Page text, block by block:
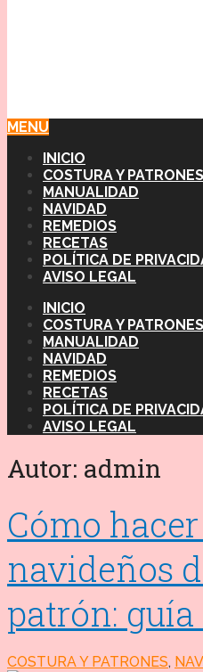
MENU
INICIO
COSTURA Y PATRONES
MANUALIDAD
NAVIDAD
REMEDIOS
RECETAS
POLÍTICA DE
AVISO LEGAL
INICIO
COSTURA Y PATRONES
MANUALIDAD
NAVIDAD
REMEDIOS
RECETAS
POLÍTICA DE
AVISO LEGAL
Autor: admin
Cómo
navideños
patrón:
COSTURA Y PATRONES,